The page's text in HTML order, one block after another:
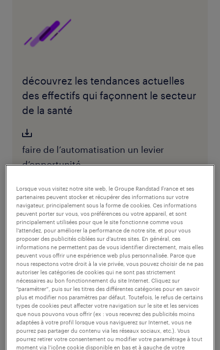
découvrez les tendances actuelles
des effectifs qui façonnent le secteur
de la santé
faire de l’automatisation un levier
d’opportunité
Cette évolution intervient également à un
moment charnière. Face à des pénuries
persistantes de personnel et àdes coûts de
main-d’œuvre représentant plus de la moitié
des budgets, l’automatisation contribue à
atténuer les tensions sur les effectifs. Les
robots dans le secteur de la santé ne
constituent pas seulement une amélioration
technologique : ils marquent une
Lorsque vous visitez notre site web, le Groupe Randstad France et ses
partenaires peuvent stocker et récupérer des informations sur votre
navigateur, principalement sous la forme de cookies. Ces informations
peuvent porter sur vous, vos préférences ou votre appareil, et sont
principalement utilisées pour que le site fonctionne comme vous
l’attendez, pour améliorer la performance de notre site, et pour vous
proposer des publicités ciblées sur d’autres sites. En général, ces
informations ne permettent pas de vous identifier directement, mais elles
peuvent vous offrir une expérience web plus personnalisée. Parce que
nous respectons votre droit à la vie privée, vous pouvez choisir de ne pas
autoriser les catégories de cookies qui ne sont pas strictement
nécessaires au bon fonctionnement du site Internet. Cliquez sur
“paramétrer”, puis sur les titres des différentes catégories pour en savoir
plus et modifier nos paramètres par défaut. Toutefois, le refus de certains
types de cookies peut affecter votre navigation sur le site et les services
que nous pouvons vous offrir (ex : vous recevrez des publicités moins
adaptées à votre profil lorsque vous naviguerez sur Internet, vous ne
pourrez pas partager du contenu via les réseaux sociaux, etc.). Vous
pourrez retirer votre consentement ou modifier votre paramétrage à tout
moment via l’icône cookie disponible en bas et à gauche de votre